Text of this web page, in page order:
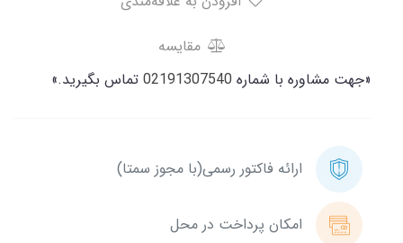
مقایسه
«جهت مشاوره با شماره 02191307540 تماس بگیرید.»
ارائه فاکتور رسمی(با مجوز سمتا)
امکان پرداخت در محل